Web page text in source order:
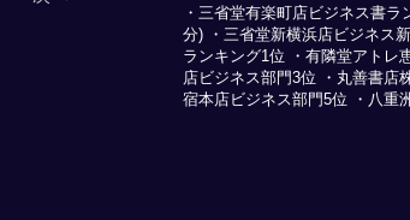
・三省堂有楽町店ビジネス書
分) ・三省堂新横浜店ビジネス
ランキング1位 ・有隣堂アトレ
店ビジネス部門3位 ・丸善書
宿本店ビジネス部門5位 ・八重